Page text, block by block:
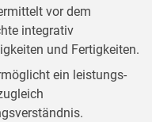
vor dem
integrativ
und Fertigkeiten.
ein leistungs-